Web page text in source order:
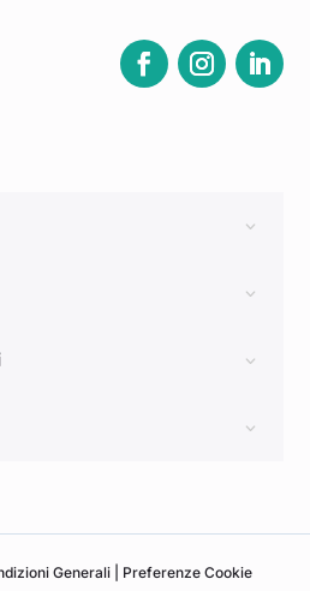
Generali
Preferenze Cookie